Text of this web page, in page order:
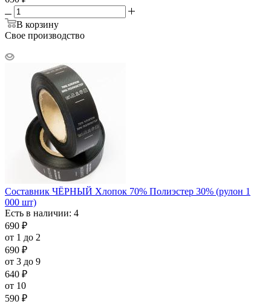
В корзину
Свое производство
Составник ЧЁРНЫЙ Хлопок 70% Полиэстер 30% (рулон 1
000 шт)
Есть в наличии: 4
690 ₽
от 1 до 2
690 ₽
от 3 до 9
640 ₽
от 10
590 ₽